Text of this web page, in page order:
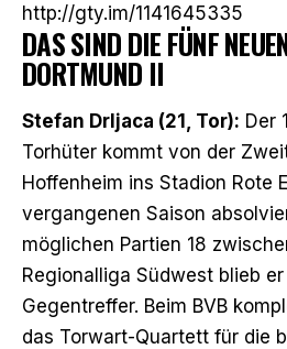
http://gty.im/1141645335
DAS SIND DIE FÜNF
DORTMUND II
Stefan Drljaca (21, Tor): Der
Torhüter kommt von der
Hoffenheim ins Stadion Rote
vergangenen Saison
möglichen Partien 18
Regionalliga Südwest blieb
Gegentreffer. Beim BVB
das Torwart-Quartett für die